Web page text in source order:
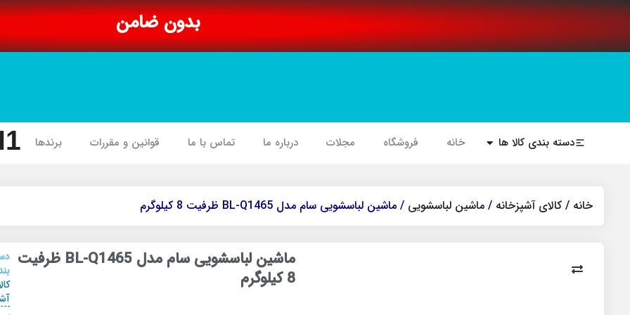
بدون ضامن
دسته بندی کالا ها خانه فروشگاه مجلات درباره ما تماس با ما قوانین و مقررات برندها
خانه / کالای آشپزخانه / ماشین لباسشویی / ماشین لباسشویی سام مدل BL-Q1465 ظرفیت 8 کیلوگرم
ماشین لباسشویی سام مدل BL-Q1465 ظرفیت
8 کیلوگرم